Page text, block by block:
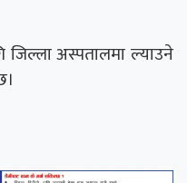
जिल्ला अस्पतालमा ल्याउने